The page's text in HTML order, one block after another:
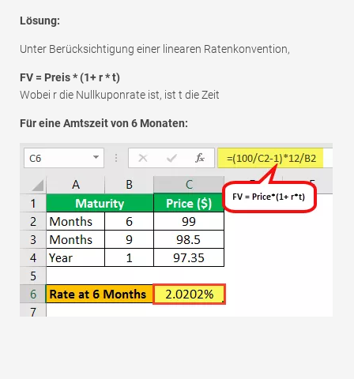
Lösung:
Unter Berücksichtigung einer linearen Ratenkonvention,
FV = Preis * (1+ r * t)
Wobei r die Nullkuponrate ist, ist t die Zeit
Für eine Amtszeit von 6 Monaten: